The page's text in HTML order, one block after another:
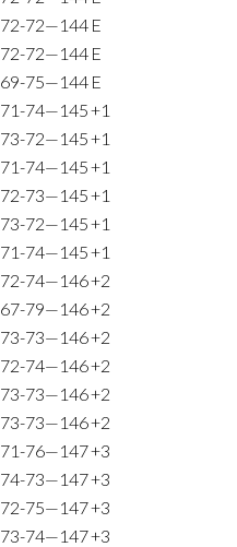
72-72—144 E
72-72—144 E
69-75—144 E
71-74—145+1
73-72—145+1
71-74—145+1
72-73—145+1
73-72—145+1
71-74—145+1
72-74—146+2
67-79—146+2
73-73—146+2
72-74—146+2
73-73—146+2
73-73—146+2
71-76—147+3
74-73—147+3
72-75—147+3
73-74—147+3